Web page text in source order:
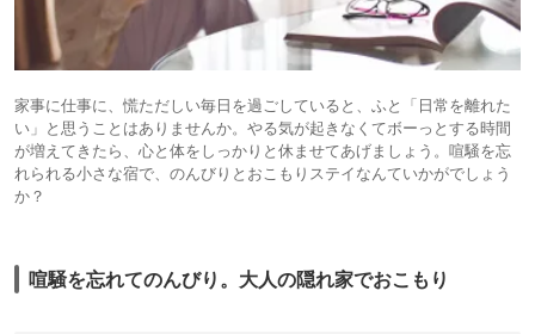
家事に仕事に、慌ただしい毎日を過ごしていると、ふと「日常を離れた
い」と思うことはありませんか。やる気が起きなくてボーっとする時間
が増えてきたら、心と体をしっかりと休ませてあげましょう。喧騒を忘
れられる小さな宿で、のんびりとおこもりステイなんていかがでしょう
か？
喧騒を忘れてのんびり。大人の隠れ家でおこもり